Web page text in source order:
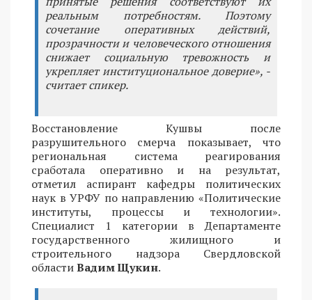
реальным потребностям. Поэтому
сочетание оперативных действий,
прозрачности и человеческого отношения
снижает социальную тревожность и
укрепляет институциональное доверие», -
считает спикер.
Восстановление Кушвы после
разрушительного смерча показывает, что
региональная система реагирования
сработала оперативно и на результат,
отметил аспирант кафедры политических
наук в УРФУ по направлению «Политические
институты, процессы и технологии».
Специалист 1 категории в Департаменте
государственного жилищного и
строительного надзора Свердловской
областиВадим Щукин.